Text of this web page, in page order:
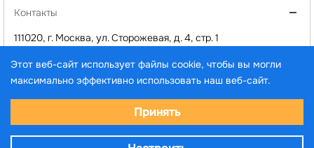
О компании
Программы 1C и сервисы
Новости
Контакты
111020, г. Москва, ул. Сторожевая, д. 4, стр. 1
d1@impuls-ivc.ru
© ООО «ИМПУЛЬС-ИВЦ», 2005–2026. Все права
Этот веб-сайт использует файлы cookie, чтобы вы могли
максимально эффективно использовать наш веб-сайт.
Выберите настройки cookie
Аналитические/Функциональные
Принять